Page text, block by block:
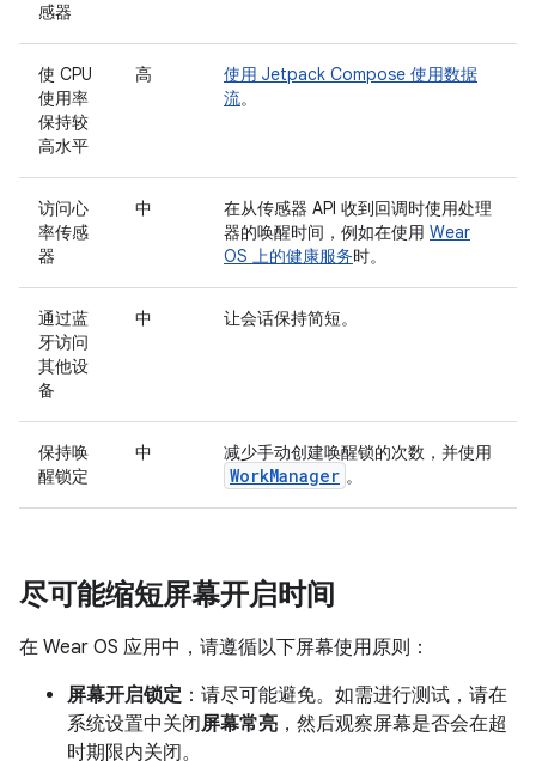
感器
使 CPU
使用率
保持较
高水平
高
使用 Jetpack Compose 使用数据
流。
访问心
率传感
器
中
在从传感器 API 收到回调时使用处理
器的唤醒时间，例如在使用 Wear
OS 上的健康服务时。
通过蓝
牙访问
其他设
备
中 让会话保持简短。
保持唤
醒锁定
中 减少手动创建唤醒锁的次数，并使用
WorkManager 。
尽可能缩短屏幕开启时间
在 Wear OS 应用中，请遵循以下屏幕使用原则：
屏幕开启锁定 ：请尽可能避免。如需进行测试，请在
系统设置中关闭屏幕常亮 ，然后观察屏幕是否会在超
时期限内关闭。